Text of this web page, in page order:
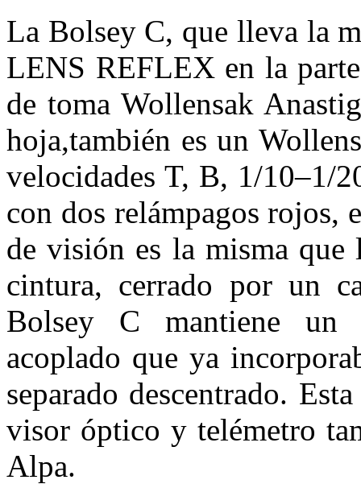
La Bolsey C, que lleva la
LENS REFLEX en la
de toma Wollensak
hoja,también es un
velocidades T, B, 1/10–1/
con dos relámpagos
de visión es la misma
cintura, cerrado por un
Bolsey C mantiene un
acoplado que ya
separado descentrado.
visor óptico y telémetro
Alpa.